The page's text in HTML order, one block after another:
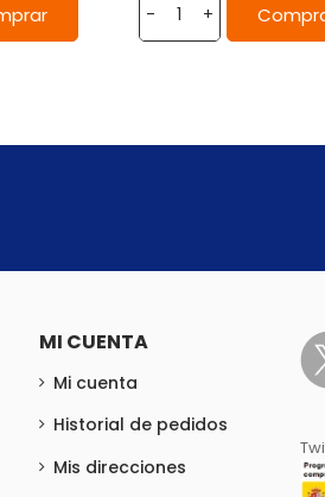
- +
MI CUENTA
Mi cuenta
Historial de pedidos
Mis direcciones